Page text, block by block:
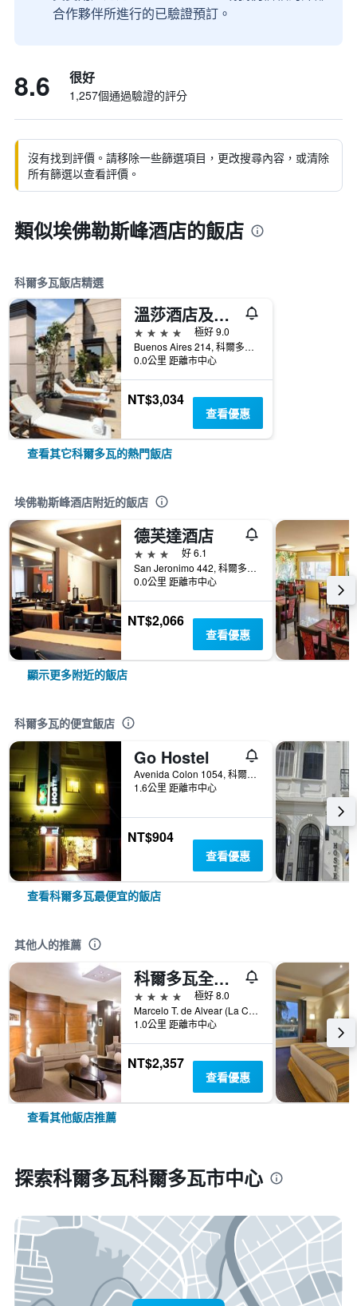
合作夥伴所進行的已驗證預訂。
8.6 很好
1,257個通過驗證的評分
沒有找到評價。請移除一些篩選項目，更改搜尋內容，或清除
所有篩選以查看評價。
類似埃佛勒斯峰酒店的飯店
科爾多瓦飯店精選
溫莎酒店及大厦 - 科多瓦
4星級
極好 9.0
Buenos Aires 214, 科爾多瓦, 哥多華, 阿根廷
0.0公里 距離市中心
NT$3,034
查看優惠
查看其它科爾多瓦的熱門飯店
埃佛勒斯峰酒店附近的飯店
德芙達酒店
3星級
好 6.1
San Jeronimo 442, 科爾多瓦, 哥多華, 阿根廷
0.0公里 距離市中心
NT$2,066
查看優惠
顯示更多附近的飯店
科爾多瓦的便宜飯店
Go Hostel
Avenida Colon 1054, 科爾多瓦, 哥多華, 阿根廷
1.6公里 距離市中心
NT$904
查看優惠
查看科爾多瓦最便宜的飯店
其他人的推薦
科爾多瓦全景nh酒店
4星級
極好 8.0
Marcelo T. de Alvear (La Cañada) 251, 科爾多瓦, 哥多華, 阿根廷
1.0公里 距離市中心
NT$2,357
查看優惠
查看其他飯店推薦
探索科爾多瓦科爾多瓦市中心